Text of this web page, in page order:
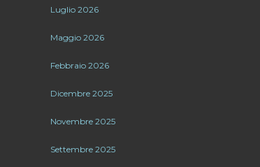
Luglio 2026
Maggio 2026
Febbraio 2026
Dicembre 2025
Novembre 2025
Settembre 2025